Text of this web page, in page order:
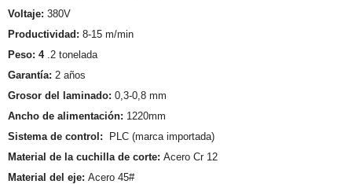
Voltaje: 380V
Productividad: 8-15 m/min
Peso: 4 .2 tonelada
Garantía: 2 años
Grosor del laminado: 0,3-0,8 mm
Ancho de alimentación: 1220mm
Sistema de control:
PLC (marca importada)
Material de la cuchilla de corte: Acero Cr 12
Material del eje: Acero 45#